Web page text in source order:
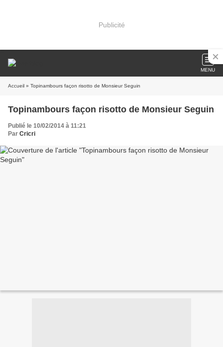
Publicité
MENU
Accueil » Topinambours façon risotto de Monsieur Seguin
Topinambours façon risotto de Monsieur Seguin
Publié le 10/02/2014 à 11:21
Par Cricri